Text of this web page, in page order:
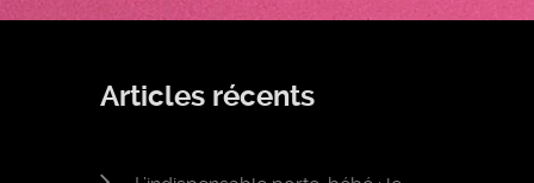
Articles récents